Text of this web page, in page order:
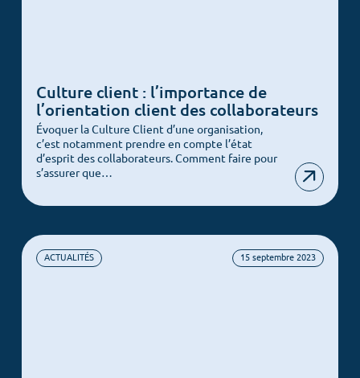
Culture client : l’importance de
l’orientation client des collaborateurs
Évoquer la Culture Client d’une organisation,
c’est notamment prendre en compte l’état
d’esprit des collaborateurs. Comment faire pour
s’assurer que…
ACTUALITÉS 15 septembre 2023